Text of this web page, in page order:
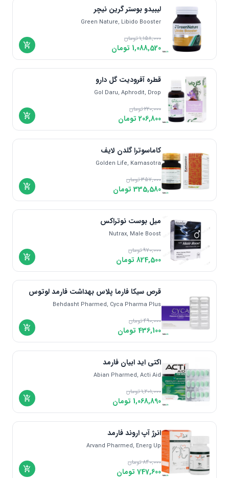
لیبیدو بوستر گرین نیچر
Green Nature, Libido Booster
1,158,000تومان
1,088,520 تومان
قطره آفرودیت گل دارو
Gol Daru, Aphrodit, Drop
220,000تومان
206,800تومان
کاماسوترا گلدن لایف
Golden Life, Kamasotra
357,000تومان
335,580 تومان
میل بوست نوتراکس
Nutrax, Male Boost
970,000تومان
824,500 تومان
قرص سیکا فارما پلاس بهداشت فارمد لوتوس
Behdasht Pharmed, Cyca Pharma Plus
490,000تومان
436,100 تومان
اکتی اید ابیان فارمد
Abian Pharmed, Acti Aid
1,201,000تومان
1,068,890 تومان
انرژ آپ اروند فارمد
Arvand Pharmed, Energ Up
840,000تومان
747,600 تومان